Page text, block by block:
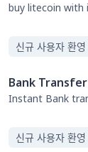
buy litecoin with
신규 사용자 환영
Bank Transfer
Instant Bank
신규 사용자 환영